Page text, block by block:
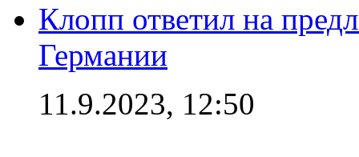
Клопп ответил на
Германии
11.9.2023, 12:50